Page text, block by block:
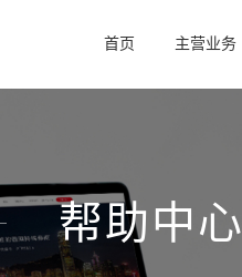
首页 主营业务
帮助中心